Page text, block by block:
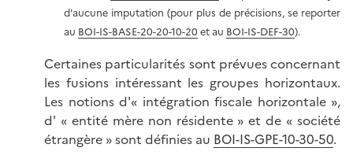
d'aucune imputation (pour plus de précisions, se reporter
au BOI-IS-BASE-20-20-10-20et au BOI-IS-DEF-30).
Certaines particularités sont prévues concernant
les fusions intéressant les groupes horizontaux.
Les notions d'« intégration fiscale horizontale »,
d' « entité mère non résidente » et de « société
étrangère » sont définies au BOI-IS-GPE-10-30-50.